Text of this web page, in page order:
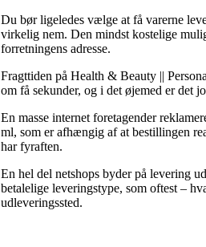
Du bør ligeledes vælge at få varerne
virkelig nem. Den mindst kostelige
forretningens adresse.
Fragttiden på Health & Beauty ||
om få sekunder, og i det øjemed er det
En masse internet foretagender
ml, som er afhængig af at bestillingen
har fyraften.
En hel del netshops byder på levering
betalelige leveringstype, som oftest –
udleveringssted.